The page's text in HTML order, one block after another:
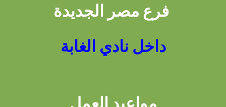
فرع مصر الجديدة
داخل نادي الغابة
مواعيد العمل